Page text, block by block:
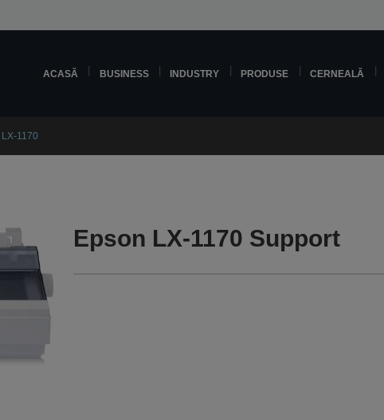
ACASĂ BUSINESS INDUSTRY PRODUSE CERNEALĂ
1170
Epson LX-1170 Support